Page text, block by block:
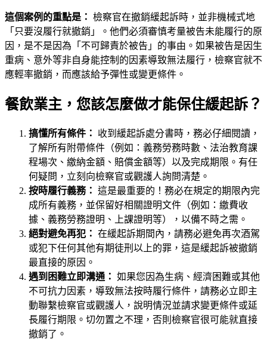
這個案例的重點是： 檢察官在撤銷緩起訴時，並非機械式地
「只要沒履行就撤銷」。他們必須審慎考量被告未能履行的原
因，是不是因為「不可歸責於被告」的事由。如果被告是因生
重病、意外等非自身能控制的因素導致無法履行，檢察官就不
應輕率撤銷，而應該給予彈性或變更條件。
餐飲業主，您該怎麼做才能保住緩起訴？
搞懂所有條件：
收到緩起訴處分書時，務必仔細閱讀，
了解所有附帶條件（例如：義務勞務時數、法治教育課
程場次、繳納金額、賠償金額等）以及完成期限。有任
何疑問，立刻向檢察官或觀護人詢問清楚。
按時履行義務： 這是最重要的！務必在規定的期限內完
成所有義務，並保留好相關證明文件（例如：繳費收
據、義務勞務證明、上課證明等），以備不時之需。
絕對避免再犯： 在緩起訴期間內，請務必避免再次酒駕
或犯下任何其他有期徒刑以上的罪，這是緩起訴被撤銷
最直接的原因。
遇到困難立即溝通： 如果您因為生病、經濟困難或其他
不可抗力因素，導致無法按時履行條件，請務必立即主
動聯繫檢察官或觀護人，說明情況並請求變更條件或延
長履行期限。切勿置之不理，否則檢察官很可能就直接
撤銷了。